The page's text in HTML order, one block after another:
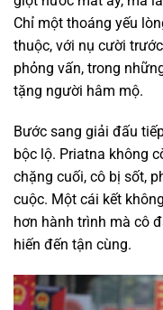
Chỉ một thoáng yếu
thuộc, với nụ cười
phỏng vấn, trong
tặng người hâm mộ.
Bước sang giải đấu
bộc lộ. Priatna không
chặng cuối, cô bị sốt,
cuộc. Một cái kết
hơn hành trình mà cô
hiến đến tận cùng.